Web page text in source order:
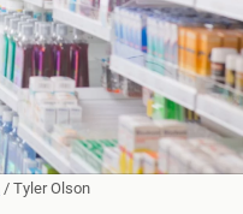
/ Tyler Olson